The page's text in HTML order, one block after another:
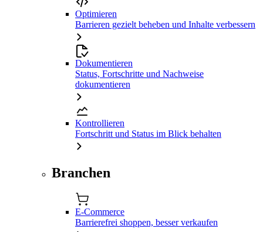
Optimieren
Barrieren gezielt beheben und Inhalte verbessern
Dokumentieren
Status, Fortschritte und Nachweise
dokumentieren
Kontrollieren
Fortschritt und Status im Blick behalten
Branchen
E-Commerce
Barrierefrei shoppen, besser verkaufen